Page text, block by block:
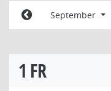
September
1 FR